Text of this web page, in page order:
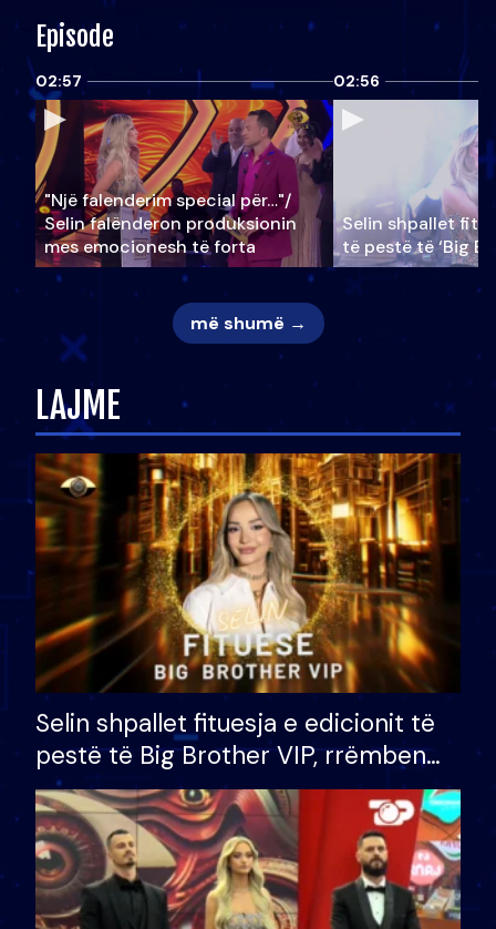
Episode
02:57
"Një falenderim special për…"/
Selin falënderon produksionin
mes emocionesh të forta
02:56
Selin shpallet
të pestë të ‘Big
më shumë →
LAJME
Selin shpallet fituesja e edicionit të
pestë të Big Brother VIP, rrëmben
çmimin e madh prej 100 mijë eurosh